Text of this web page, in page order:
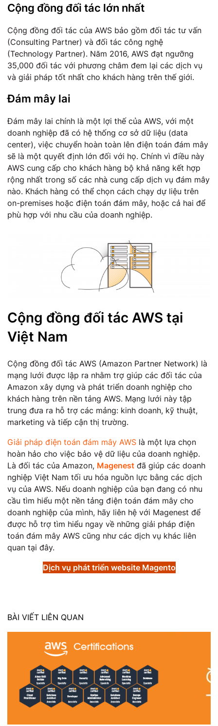
Cộng đồng đối tác lớn nhất
Cộng đồng đối tác của AWS bảo gồm đối tác tư vấn
(Consulting Partner) và đối tác công nghệ
(Technology Partner). Năm 2016, AWS đạt ngưỡng
35,000 đối tác với phương châm đem lại các dịch vụ
và giải pháp tốt nhất cho khách hàng trên thế giới.
Đám mây lai
Đám mây lai chính là một lợi thế của AWS, với một
doanh nghiệp đã có hệ thống cơ sở dữ liệu (data
center), việc chuyển hoàn toàn lên điện toán đám mây
sẽ là một quyết định lớn đối với họ. Chính vì điều này
AWS cung cấp cho khách hàng bộ khả năng kết hợp
rộng nhất trong số các nhà cung cấp dịch vụ đám mây
nào. Khách hàng có thể chọn cách chạy dự liệu trên
on-premises hoặc điện toán đám mây, hoặc cả hai để
phù hợp với nhu cầu của doanh nghiệp.
Cộng đồng đối tác AWS tại
Việt Nam
Cộng đồng đối tác AWS (Amazon Partner Network) là
mạng lưới được lập ra nhằm trợ giúp các đối tác của
Amazon xây dựng và phát triển doanh nghiệp cho
khách hàng trên nền tảng AWS. Mạng lưới này tập
trung đưa ra hỗ trợ các mảng: kinh doanh, kỹ thuật,
marketing và tiếp cận thị trường.
Giải pháp điện toán đám mây AWS là một lựa chọn
hoàn hảo cho việc bảo vệ dữ liệu của doanh nghiệp.
Là đối tác của Amazon, Magenest đã giúp các doanh
nghiệp Việt Nam tối ưu hóa nguồn lực bằng các dịch
vụ của AWS. Nếu doanh nghiệp của bạn đang có nhu
cầu tìm hiểu một nền tảng điện toán đám mây cho
doanh nghiệp của mình, hãy liên hệ với Magenest để
được hỗ trợ tìm hiểu ngay về những giải pháp điện
toán đám mây AWS cũng như các dịch vụ khác liên
quan tại đây.
Dịch vụ phát triển website Magento
BÀI VIẾT LIÊN QUAN